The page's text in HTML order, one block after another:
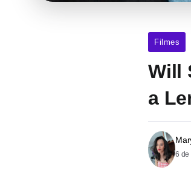
Filmes
Will
a
6 de